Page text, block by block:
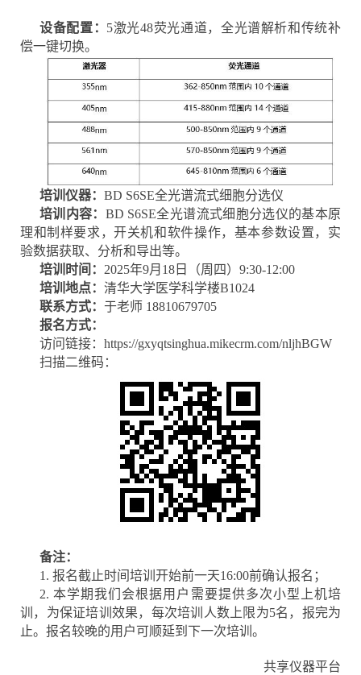
设备配置： 5激光48荧光通道，全光谱解析和传统补
偿一键切换。
培训仪器： BD S6SE全光谱流式细胞分选仪
培训内容： BD S6SE全光谱流式细胞分选仪的基本原
理和制样要求，开关机和软件操作，基本参数设置，实
验数据获取、分析和导出等。
培训时间： 2025年9月18日（周四）9:30-12:00
培训地点： 清华大学医学科学楼B1024
联系方式： 于老师 18810679705
报名方式：
访问链接：https://gxyqtsinghua.mikecrm.com/nljhBGW
扫描二维码：
备注：
1. 报名截止时间培训开始前一天16:00前确认报名；
2. 本学期我们会根据用户需要提供多次小型上机培
训，为保证培训效果，每次培训人数上限为5名，报完为
止。报名较晚的用户可顺延到下一次培训。
共享仪器平台